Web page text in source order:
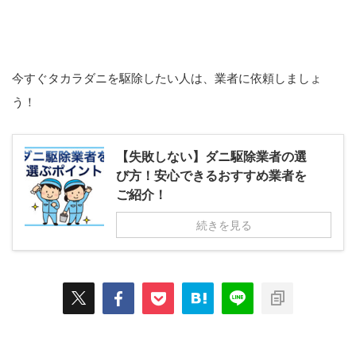
今すぐタカラダニを駆除したい人は、業者に依頼しましょ
う！
【失敗しない】ダニ駆除業者の選
び方！安心できるおすすめ業者を
ご紹介！
続きを見る